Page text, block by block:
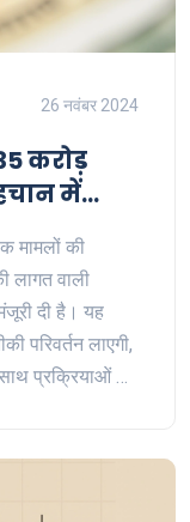
26 नवंबर 2024
करोड़
में
मामलों की
लागत वाली
दी है। यह
परिवर्तन लाएगी,
प्रक्रियाओं की